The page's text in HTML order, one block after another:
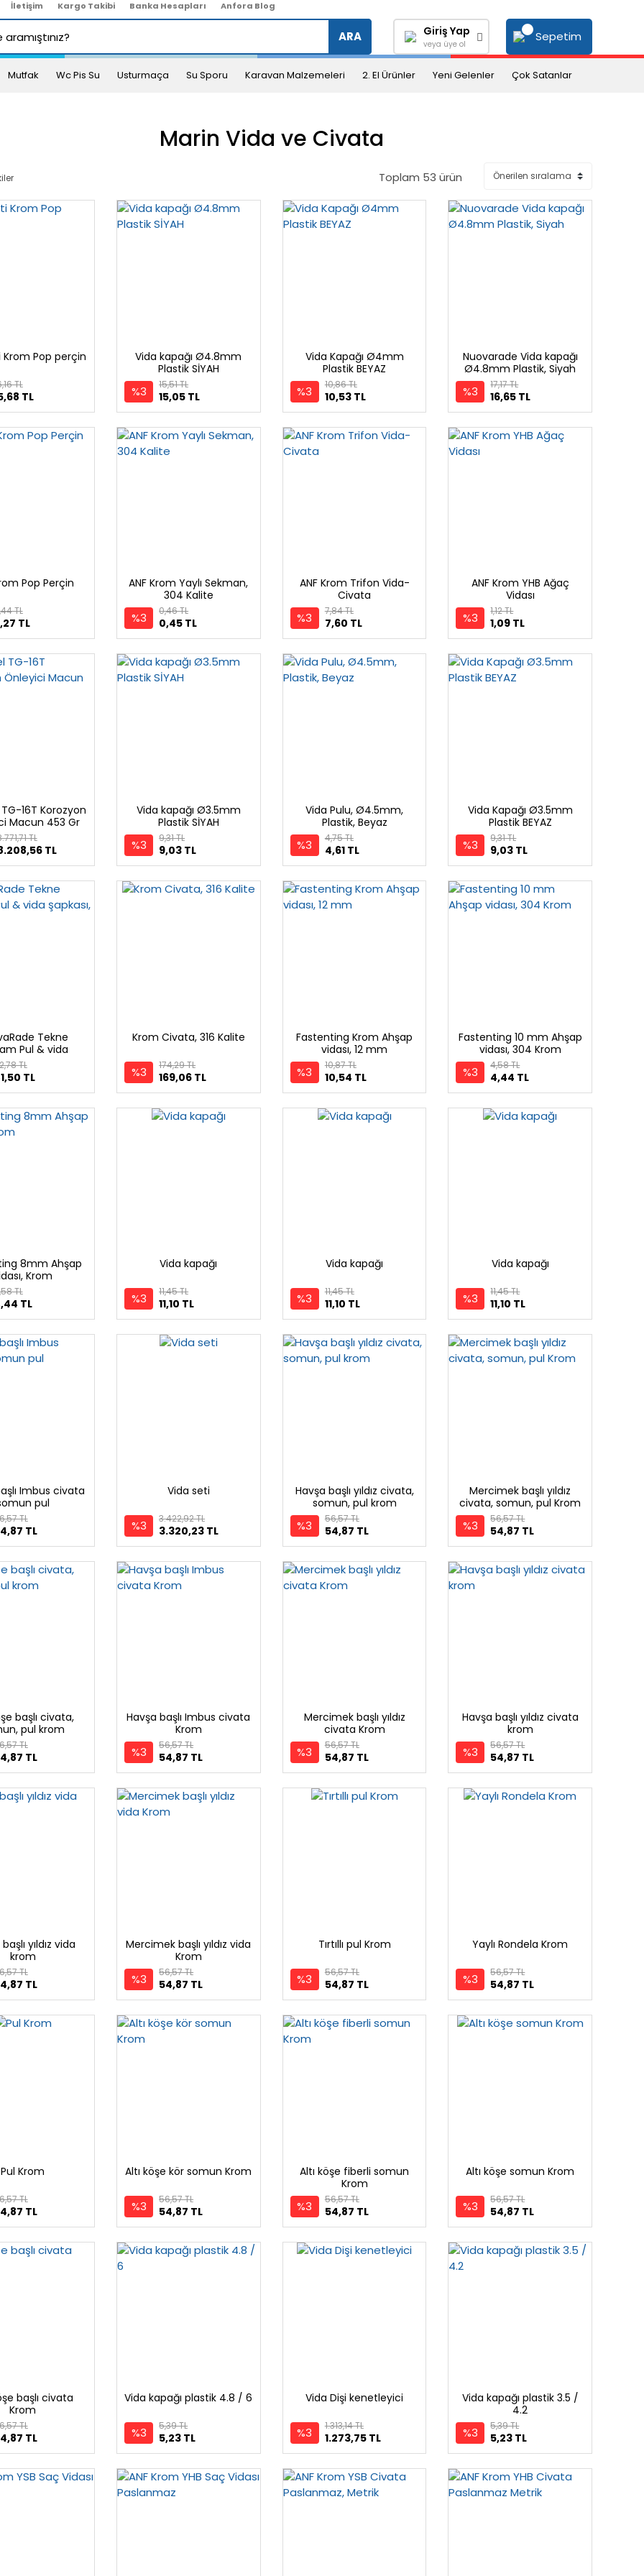
İletişim Kargo Takibi Banka Hesapları Anfora Blog
ARA Giriş Yap
veya üye ol
Sepetim
Mutfak Wc Pis Su Usturmaça Su Sporu Karavan Malzemeleri 2. El Ürünler Yeni Gelenler Çok Satanlar
Marin Vida ve Civata
Toplam 53 ürün
Pop perçin
TL
TL
Vida kapağı Ø4.8mm
Plastik SİYAH
%3 15,05 TL
15,51 TL
Vida Kapağı Ø4mm
Plastik BEYAZ
%3 10,53 TL
10,86 TL
Nuovarade Vida kapağı
Ø4.8mm Plastik, Siyah
%3 16,65 TL
17,17 TL
Pop Perçin
TL
TL
ANF Krom Yaylı Sekman,
304 Kalite
%3 0,45 TL
0,46 TL
ANF Krom Trifon Vida-
Civata
%3 7,60 TL
7,84 TL
ANF Krom YHB Ağaç
Vidası
%3 1,09 TL
1,12 TL
16T Korozyon
Macun 453 Gr
TL
TL
Vida kapağı Ø3.5mm
Plastik SİYAH
%3 9,03 TL
9,31 TL
Vida Pulu, Ø4.5mm,
Plastik, Beyaz
%3 4,61 TL
4,75 TL
Vida Kapağı Ø3.5mm
Plastik BEYAZ
%3 9,03 TL
9,31 TL
Tekne
Pul & vida
Siyah
TL
TL
Krom Civata, 316 Kalite
%3 169,06 TL
174,29 TL
Fastenting Krom Ahşap
vidası, 12 mm
%3 10,54 TL
10,87 TL
Fastenting 10 mm Ahşap
vidası, 304 Krom
%3 4,44 TL
4,58 TL
8mm Ahşap
Krom
TL
TL
Vida kapağı
%3 11,10 TL
11,45 TL
Vida kapağı
%3 11,10 TL
11,45 TL
Vida kapağı
%3 11,10 TL
11,45 TL
Imbus civata
pul
TL
TL
Vida seti
%3 3.320,23 TL
3.422,92 TL
Havşa başlı yıldız civata,
somun, pul krom
%3 54,87 TL
56,57 TL
Mercimek başlı yıldız
civata, somun, pul Krom
%3 54,87 TL
56,57 TL
başlı civata,
pul krom
TL
TL
Havşa başlı Imbus civata
Krom
%3 54,87 TL
56,57 TL
Mercimek başlı yıldız
civata Krom
%3 54,87 TL
56,57 TL
Havşa başlı yıldız civata
krom
%3 54,87 TL
56,57 TL
yıldız vida
krom
TL
TL
Mercimek başlı yıldız vida
Krom
%3 54,87 TL
56,57 TL
Tırtıllı pul Krom
%3 54,87 TL
56,57 TL
Yaylı Rondela Krom
%3 54,87 TL
56,57 TL
Pul Krom
TL
TL
Altı köşe kör somun Krom
%3 54,87 TL
56,57 TL
Altı köşe fiberli somun
Krom
%3 54,87 TL
56,57 TL
Altı köşe somun Krom
%3 54,87 TL
56,57 TL
başlı civata
Krom
TL
TL
Vida kapağı plastik 4.8 / 6
%3 5,23 TL
5,39 TL
Vida Dişi kenetleyici
%3 1.273,75 TL
1.313,14 TL
Vida kapağı plastik 3.5 /
4.2
%3 5,23 TL
5,39 TL